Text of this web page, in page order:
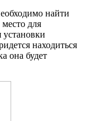
найти
для
установки
находиться
она будет